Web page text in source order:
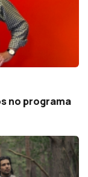
no programa